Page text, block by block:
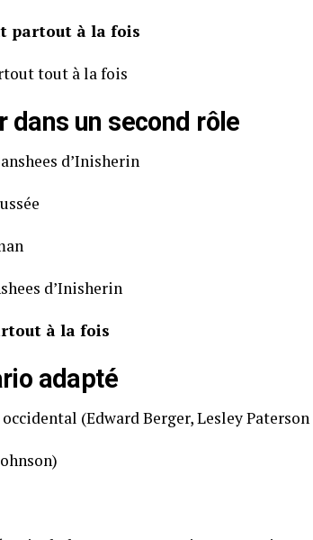
partout à la fois
tout à la fois
dans un second rôle
d’Inisherin
d’Inisherin
à la fois
adapté
(Edward Berger, Lesley